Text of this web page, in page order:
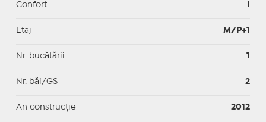
Confort
Etaj M/P+1
Nr. bucătării 1
Nr. băi/GS 2
An construcție 2012